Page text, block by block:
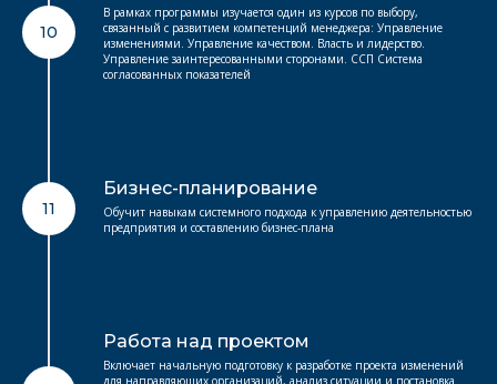
10
В рамках программы изучается один из курсов по выбору,
связанный с развитием компетенций менеджера: Управление
изменениями. Управление качеством. Власть и лидерство.
Управление заинтересованными сторонами. ССП Система
согласованных показателей
11
Бизнес-планирование
Обучит навыкам системного подхода к управлению деятельностью
предприятия и составлению бизнес-плана
Работа над проектом
Включает начальную подготовку к разработке проекта изменений
для направляющих организаций, анализ ситуации и постановка